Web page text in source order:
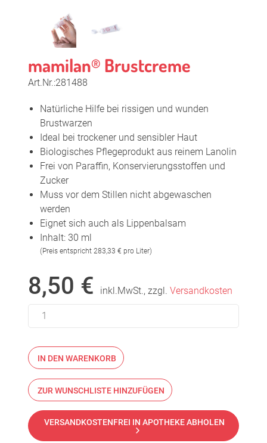
mamilan® Brustcreme
Art.Nr.:281488
Natürliche Hilfe bei rissigen und wunden
Brustwarzen
Ideal bei trockener und sensibler Haut
Biologisches Pflegeprodukt aus reinem Lanolin
Frei von Paraffin, Konservierungsstoffen und
Zucker
Muss vor dem Stillen nicht abgewaschen
werden
Eignet sich auch als Lippenbalsam
Inhalt: 30 ml
(Preis entspricht 283,33 € pro Liter)
8,50 € inkl.MwSt., zzgl. Versandkosten
VERSANDKOSTENFREI IN APOTHEKE ABHOLEN